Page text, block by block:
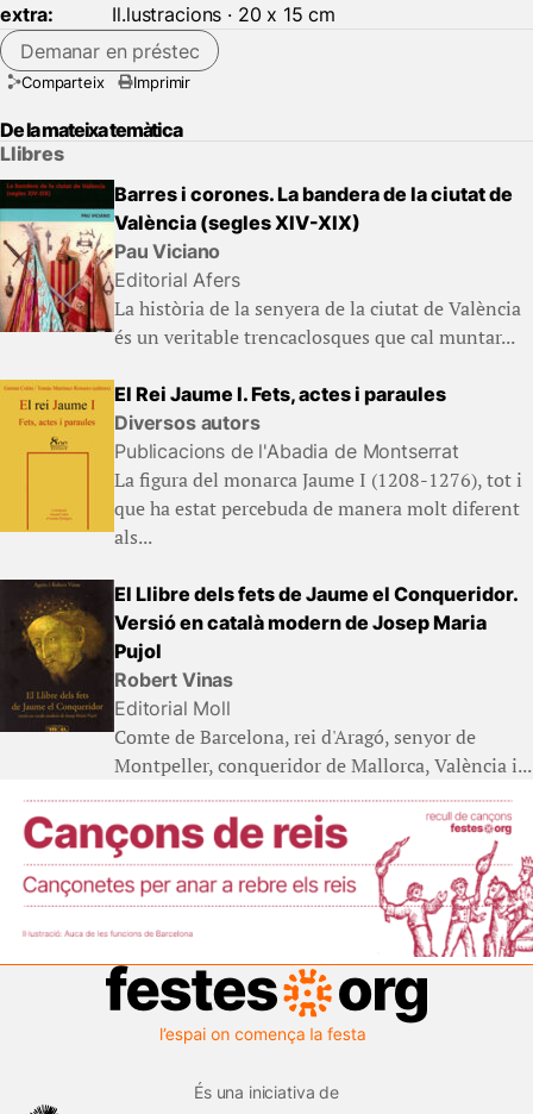
extra:
Il.lustracions · 20 x 15 cm
Demanar en préstec
Comparteix Imprimir
De la mateixa temàtica
Llibres
Barres i corones. La bandera de la ciutat de
València (segles XIV-XIX)
Pau Viciano
Editorial Afers
La història de la senyera de la ciutat de València
és un veritable trencaclosques que cal muntar...
El Rei Jaume I. Fets, actes i paraules
Diversos autors
Publicacions de l'Abadia de Montserrat
La figura del monarca Jaume I (1208-1276), tot i
que ha estat percebuda de manera molt diferent
als...
El Llibre dels fets de Jaume el Conqueridor.
Versió en català modern de Josep Maria
Pujol
Robert Vinas
Editorial Moll
Comte de Barcelona, rei d'Aragó, senyor de
Montpeller, conqueridor de Mallorca, València i...
És una iniciativa de